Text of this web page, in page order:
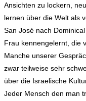
Ansichten zu lockern,
lernen über die Welt als
San José nach
Frau kennengelernt, die
Manche unserer
zwar teilweise sehr
über die Israelische
Jeder Mensch den man